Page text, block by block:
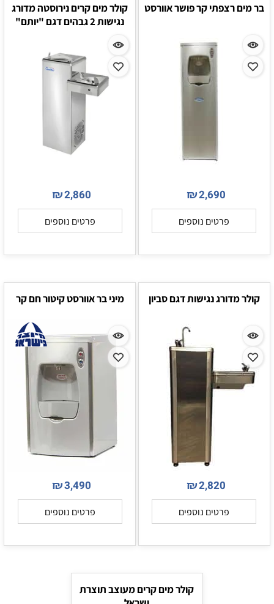
בר מים רצפתי קר פושר אוורסט
₪2,690
פרטים נוספים
קולר מים קרים נירוסטה מדורג
נגישות 2 גבהים דגם "יותם"
₪2,860
פרטים נוספים
קולר מדורג נגישות דגם סביון
₪2,820
פרטים נוספים
מיני בר אוורסט קיטור חם קר
₪3,490
פרטים נוספים
קולר מים קרים מעוצב תוצרת